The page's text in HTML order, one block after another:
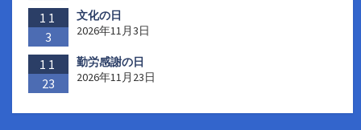
11
3
文化の日
2026年11月3日
11
23
勤労感謝の日
2026年11月23日